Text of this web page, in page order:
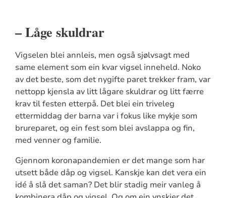
– Låge skuldrar
Vigselen blei annleis, men også sjølvsagt med
same element som ein kvar vigsel inneheld. Noko
av det beste, som det nygifte paret trekker fram, var
nettopp kjensla av litt lågare skuldrar og litt færre
krav til festen etterpå. Det blei ein triveleg
ettermiddag der barna var i fokus like mykje som
brureparet, og ein fest som blei avslappa og fin,
med venner og familie.
Gjennom koronapandemien er det mange som har
utsett både dåp og vigsel. Kanskje kan det vera ein
idé å slå det saman? Det blir stadig meir vanleg å